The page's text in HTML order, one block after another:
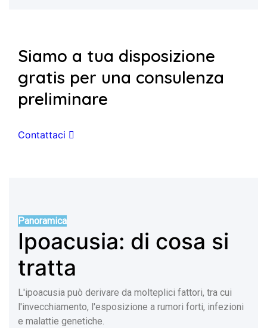
Siamo a tua disposizione
gratis per una consulenza
preliminare
Contattaci
Panoramica
Ipoacusia: di cosa si
tratta
L'ipoacusia può derivare da molteplici fattori, tra cui
l'invecchiamento, l'esposizione a rumori forti, infezioni
e malattie genetiche.